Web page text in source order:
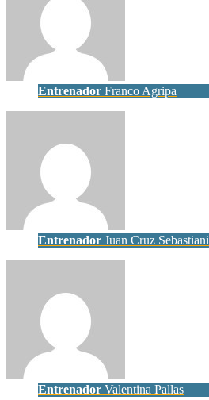
Entrenador Franco Agripa
Entrenador Juan Cruz Sebastiani
Entrenador Valentina Pallas